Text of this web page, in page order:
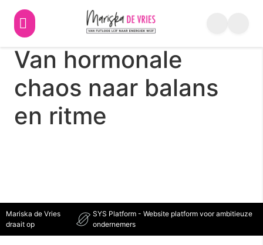
2. Hormoonbalans –
Van hormonale
chaos naar balans
en ritme
Mariska de Vries
draait op
SYS Platform - Website platform voor ambitieuze
ondernemers